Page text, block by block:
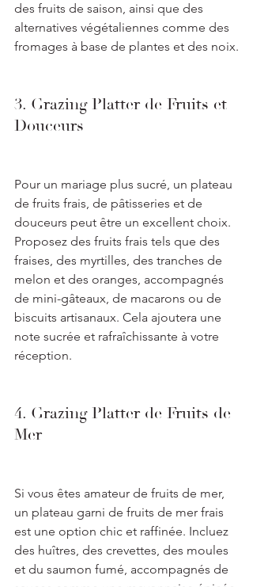
des fruits de saison, ainsi que des
alternatives végétaliennes comme des
fromages à base de plantes et des noix.
3. Grazing Platter de Fruits et
Douceurs
Pour un mariage plus sucré, un plateau
de fruits frais, de pâtisseries et de
douceurs peut être un excellent choix.
Proposez des fruits frais tels que des
fraises, des myrtilles, des tranches de
melon et des oranges, accompagnés
de mini-gâteaux, de macarons ou de
biscuits artisanaux. Cela ajoutera une
note sucrée et rafraîchissante à votre
réception.
4. Grazing Platter de Fruits de
Mer
Si vous êtes amateur de fruits de mer,
un plateau garni de fruits de mer frais
est une option chic et raffinée. Incluez
des huîtres, des crevettes, des moules
et du saumon fumé, accompagnés de